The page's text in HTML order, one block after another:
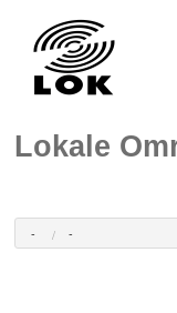
Lokale
- -